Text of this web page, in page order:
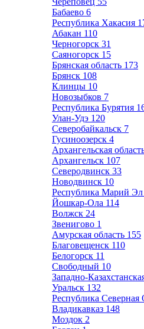
Бабаево 6
Республика Хакасия
Абакан 110
Черногорск 31
Саяногорск 15
Брянская область 173
Брянск 108
Клинцы 10
Новозыбков 7
Республика Бурятия
Улан-Удэ 120
Северобайкальск 7
Гусиноозерск 4
Архангельская
Архангельск 107
Северодвинск 33
Новодвинск 10
Республика Марий Эл
Йошкар-Ола 114
Волжск 24
Звенигово 1
Амурская область 155
Благовещенск 110
Белогорск 11
Свободный 10
Западно-
Уральск 132
Республика
Владикавказ 148
Моздок 2